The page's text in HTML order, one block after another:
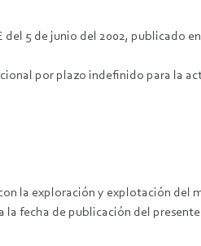
del 5 de junio del 2002, publicado
por plazo indefinido para la
la exploración y explotación del
la fecha de publicación del